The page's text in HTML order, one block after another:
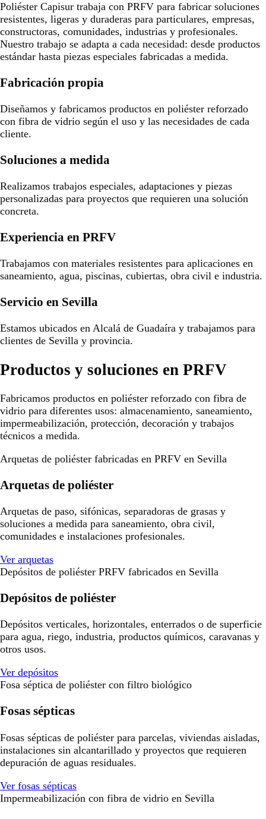
Poliéster Capisur trabaja con PRFV para fabricar soluciones
resistentes, ligeras y duraderas para particulares, empresas,
constructoras, comunidades, industrias y profesionales.
Nuestro trabajo se adapta a cada necesidad: desde productos
estándar hasta piezas especiales fabricadas a medida.
Fabricación propia
Diseñamos y fabricamos productos en poliéster reforzado
con fibra de vidrio según el uso y las necesidades de cada
cliente.
Soluciones a medida
Realizamos trabajos especiales, adaptaciones y piezas
personalizadas para proyectos que requieren una solución
concreta.
Experiencia en PRFV
Trabajamos con materiales resistentes para aplicaciones en
saneamiento, agua, piscinas, cubiertas, obra civil e industria.
Servicio en Sevilla
Estamos ubicados en Alcalá de Guadaíra y trabajamos para
clientes de Sevilla y provincia.
Productos y soluciones en PRFV
Fabricamos productos en poliéster reforzado con fibra de
vidrio para diferentes usos: almacenamiento, saneamiento,
impermeabilización, protección, decoración y trabajos
técnicos a medida.
Arquetas de poliéster fabricadas en PRFV en Sevilla
Arquetas de poliéster
Arquetas de paso, sifónicas, separadoras de grasas y
soluciones a medida para saneamiento, obra civil,
comunidades e instalaciones profesionales.
Ver arquetas
Depósitos de poliéster PRFV fabricados en Sevilla
Depósitos de poliéster
Depósitos verticales, horizontales, enterrados o de superficie
para agua, riego, industria, productos químicos, caravanas y
otros usos.
Ver depósitos
Fosa séptica de poliéster con filtro biológico
Fosas sépticas
Fosas sépticas de poliéster para parcelas, viviendas aisladas,
instalaciones sin alcantarillado y proyectos que requieren
depuración de aguas residuales.
Ver fosas sépticas
Impermeabilización con fibra de vidrio en Sevilla